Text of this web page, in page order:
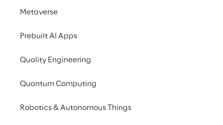
Metaverse
Prebuilt AI Apps
Quality Engineering
Quantum Computing
Robotics & Autonomous Things
The big picture
Making a difference